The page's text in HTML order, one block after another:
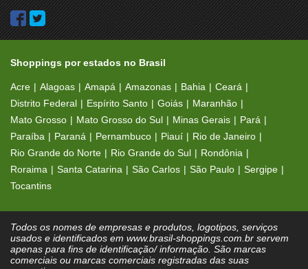
Shoppings por estados no Brasil
Acre Alagoas Amapá Amazonas Bahia
Ceará
Distrito Federal
Espírito Santo Goiás
Maranhão
Mato Grosso
Mato Grosso do Sul Minas Gerais
Pará
Paraíba
Paraná Pernambuco Piauí
Rio de Janeiro
Rio Grande do Norte
Rio Grande do Sul
Rondônia
Roraima
Santa Catarina São Carlos São Paulo
Sergipe
Tocantins
Todos os nomes de empresas e produtos, logotipos, serviços
usados e identificados em www.brasil-shoppings.com.br servem
apenas para fins de identificação/ informação. São marcas
comerciais ou marcas comerciais registradas das suas